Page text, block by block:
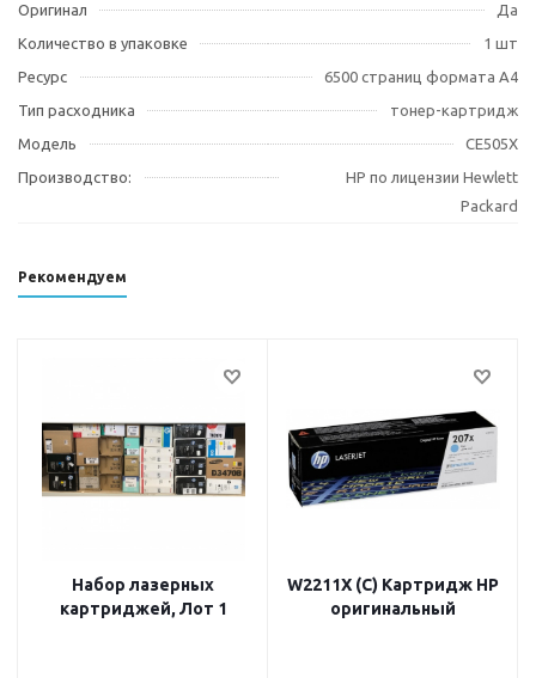
Оригинал
Да
Количество в упаковке
1 шт
Ресурс
6500 страниц формата А4
Тип расходника
тонер-картридж
Модель
CE505X
Производство:
HP по лицензии Hewlett
Packard
Рекомендуем
Набор лазерных
картриджей, Лот 1
W2211X (C) Картридж HP
оригинальный